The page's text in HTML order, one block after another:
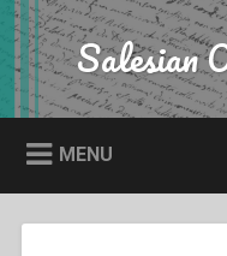
Skip
to
content
Search Salesian
MENU